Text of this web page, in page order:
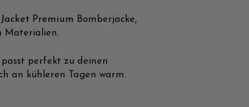
Premium Bomberjacke,
Materialien.
perfekt zu deinen
an kühleren Tagen warm.